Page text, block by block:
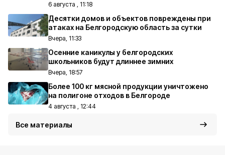
6 августа , 11:18
Десятки домов и объектов повреждены при
атаках на Белгородскую область за сутки
Вчера, 11:33
Осенние каникулы у белгородских
школьников будут длиннее зимних
Вчера, 18:57
Более 100 кг мясной продукции уничтожено
на полигоне отходов в Белгороде
4 августа , 12:44
Все материалы